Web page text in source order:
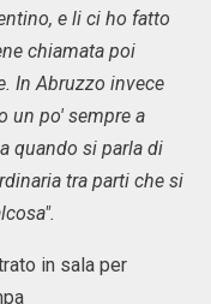
e li ci ho fatto
chiamata poi
In Abruzzo invece
un po' sempre a
quando si parla di
tra parti che si
in sala per